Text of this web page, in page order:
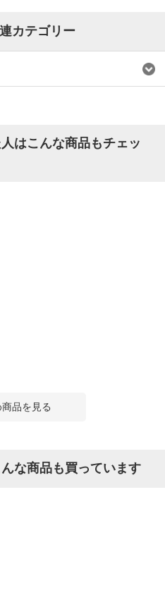
カテゴリー
はこんな商品もチェッ
品を見る
な商品も買っています